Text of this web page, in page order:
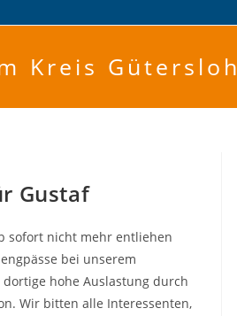
Kreis Gütersloh
Gustaf
sofort nicht mehr entliehen
bei unserem
hohe Auslastung durch
Wir bitten alle Interessenten,